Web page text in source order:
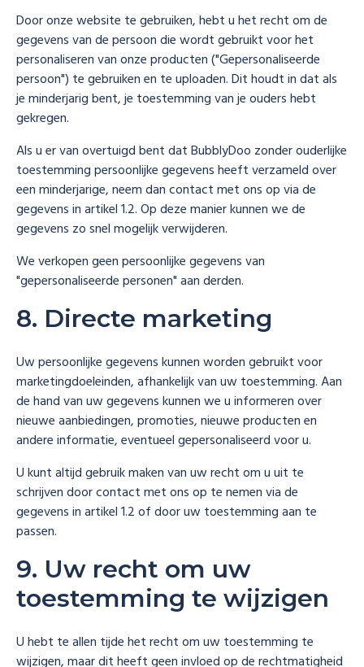
Door onze website te gebruiken, hebt u het recht om de
gegevens van de persoon die wordt gebruikt voor het
personaliseren van onze producten ("Gepersonaliseerde
persoon") te gebruiken en te uploaden. Dit houdt in dat als
je minderjarig bent, je toestemming van je ouders hebt
gekregen.
Als u er van overtuigd bent dat BubblyDoo zonder ouderlijke
toestemming persoonlijke gegevens heeft verzameld over
een minderjarige, neem dan contact met ons op via de
gegevens in artikel 1.2. Op deze manier kunnen we de
gegevens zo snel mogelijk verwijderen.
We verkopen geen persoonlijke gegevens van
"gepersonaliseerde personen" aan derden.
8. Directe marketing
Uw persoonlijke gegevens kunnen worden gebruikt voor
marketingdoeleinden, afhankelijk van uw toestemming. Aan
de hand van uw gegevens kunnen we u informeren over
nieuwe aanbiedingen, promoties, nieuwe producten en
andere informatie, eventueel gepersonaliseerd voor u.
U kunt altijd gebruik maken van uw recht om u uit te
schrijven door contact met ons op te nemen via de
gegevens in artikel 1.2 of door uw toestemming aan te
passen.
9. Uw recht om uw
toestemming te wijzigen
U hebt te allen tijde het recht om uw toestemming te
wijzigen, maar dit heeft geen invloed op de rechtmatigheid